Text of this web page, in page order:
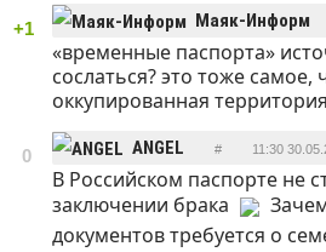
+1 Маяк-Информ
«временные паспорта»
сослаться? это тоже самое,
оккупированная
0 ANGEL # 11:30
В Российском паспорте не
заключении брака
документов требуется о